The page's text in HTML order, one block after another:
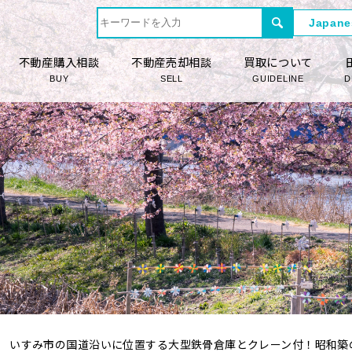
不動産購入相談
BUY
不動産売却相談
SELL
買取について
GUIDELINE
いすみ市の国道沿いに位置する大型鉄骨倉庫とクレーン付！昭和